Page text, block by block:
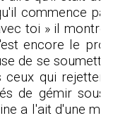
commence par
toi » il montre
encore le
de se
qui rejettent
de gémir sous
a l'ait d'une